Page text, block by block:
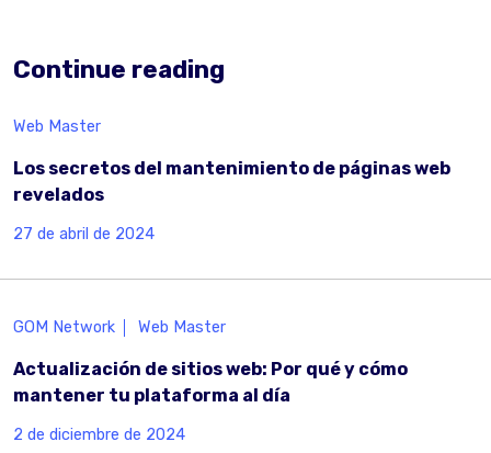
Continue reading
Web Master
Los secretos del mantenimiento de páginas web
revelados
27 de abril de 2024
GOM Network Web Master
Actualización de sitios web: Por qué y cómo
mantener tu plataforma al día
2 de diciembre de 2024